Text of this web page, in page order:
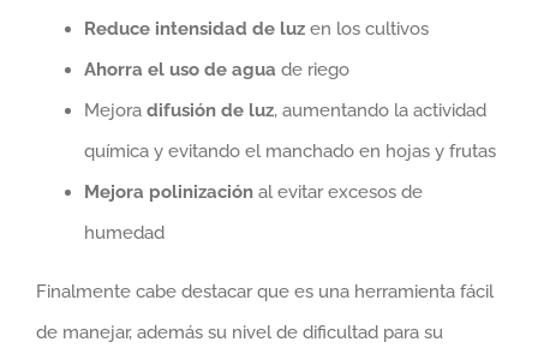
Reduce intensidad de luz en los cultivos
Ahorra el uso de agua de riego
Mejora difusión de luz, aumentando la actividad
química y evitando el manchado en hojas y frutas
Mejora polinización al evitar excesos de
humedad
Finalmente cabe destacar que es una herramienta fácil
de manejar, además su nivel de dificultad para su